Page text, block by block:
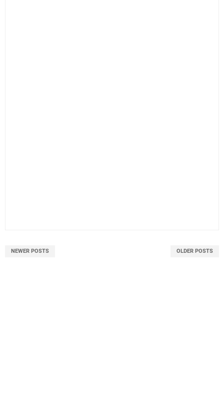
NEWER POSTS OLDER POSTS